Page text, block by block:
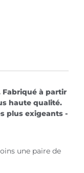
Fabriqué à partir
haute qualité.
plus exigeants -
une paire de